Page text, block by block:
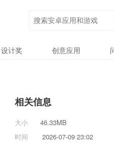
设计奖 创意应用
相关信息
大小
46.33MB
时间
2026-07-09 23:02